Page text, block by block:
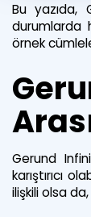
ÖSYM
Bu yazıda,
durumlarda
örnek
Gerund
karıştırıcı
ilişkili olsa da,